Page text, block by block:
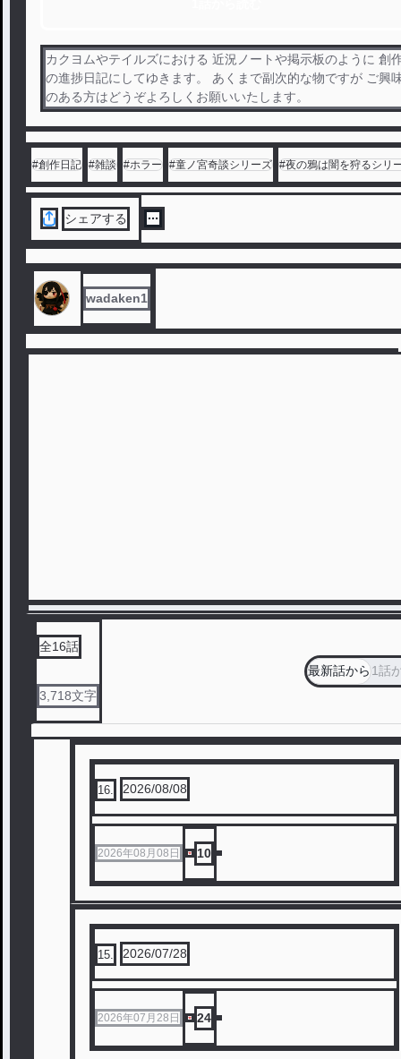
カクヨムやテイルズにおける 近況ノートや掲示板のように 創
の進捗日記にしてゆきます。 あくまで副次的な物ですが ご興
のある方はどうぞよろしくお願いいたします。
#創作日記 #雑談 #ホラー #童ノ宮奇談シリーズ #夜の鴉は闇を狩るシリ
シェアする
wadaken1
全16話
3,718文字
最新話から1話
16 2026/08/08
2026年08月08日 10
15 2026/07/28
2026年07月28日 24